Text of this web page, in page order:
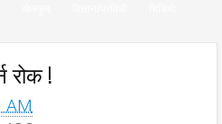
रोक !
AM